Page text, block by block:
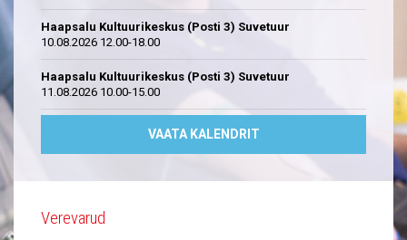
Haapsalu Kultuurikeskus (Posti 3) Suvetuur
10.08.2026 12.00-18.00
Haapsalu Kultuurikeskus (Posti 3) Suvetuur
11.08.2026 10.00-15.00
VAATA KALENDRIT
Verevarud